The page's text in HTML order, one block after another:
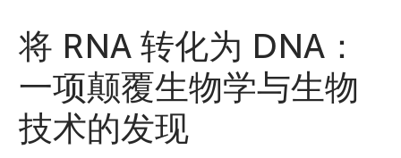
n
t
参与进来
将 RNA 转化为 DNA：
一项颠覆生物学与生物
技术的发现